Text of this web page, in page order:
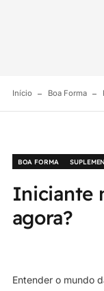
Início Boa Forma
BOA FORMA
Iniciante
agora?
Entender o mundo